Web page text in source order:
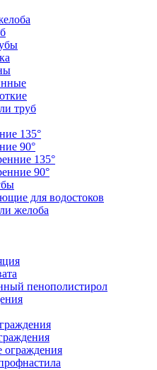
труб
135°
90°
135°
90°
для водостоков
желоба
пенополистирол